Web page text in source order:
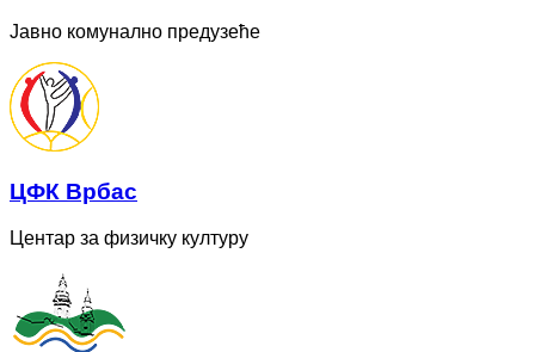
Јавно комунално предузеће
ЦФК Врбас
Центар за физичку културу